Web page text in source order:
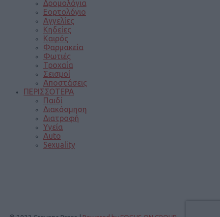
Δρομολόγια
Εορτολόγιο
Αγγελίες
Κηδείες
Καιρός
Φαρμακεία
Φωτιές
Τροχαία
Σεισμοί
Αποστάσεις
ΠΕΡΙΣΣΟΤΕΡΑ
Παιδί
Διακόσμηση
Διατροφή
Υγεία
Auto
Sexuality